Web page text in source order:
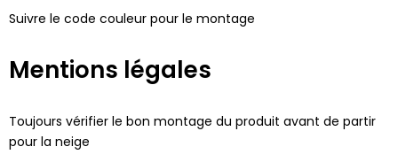
Suivre le code couleur pour le montage
Mentions légales
Toujours vérifier le bon montage du produit avant de partir
pour la neige